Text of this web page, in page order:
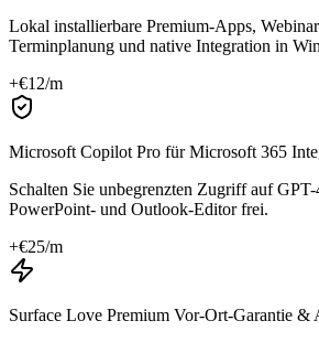
Lokal installierbare Premium-Apps,
Terminplanung und native Integration in
+€12/m
Microsoft Copilot Pro für Microsoft 365
Schalten Sie unbegrenzten Zugriff auf
PowerPoint- und Outlook-Editor frei.
+€25/m
Surface Love Premium Vor-Ort-Garantie &